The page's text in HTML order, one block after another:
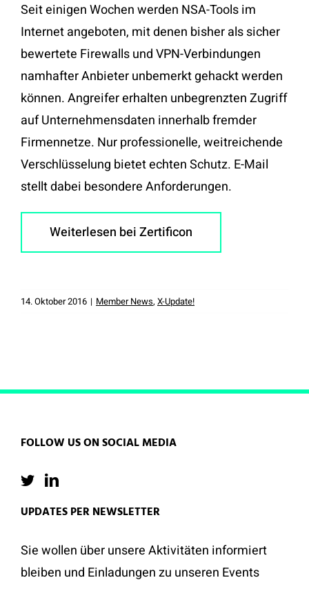
Seit einigen Wochen werden NSA-Tools im
Internet angeboten, mit denen bisher als sicher
bewertete Firewalls und VPN-Verbindungen
namhafter Anbieter unbemerkt gehackt werden
können. Angreifer erhalten unbegrenzten Zugriff
auf Unternehmensdaten innerhalb fremder
Firmennetze. Nur professionelle, weitreichende
Verschlüsselung bietet echten Schutz. E-Mail
stellt dabei besondere Anforderungen.
Weiterlesen bei Zertificon
14. Oktober 2016 | Member News, X-Update!
FOLLOW US ON SOCIAL MEDIA
UPDATES PER NEWSLETTER
Sie wollen über unsere Aktivitäten informiert
bleiben und Einladungen zu unseren Events